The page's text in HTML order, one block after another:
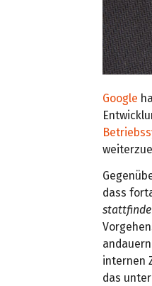
Google
dass
internen
das